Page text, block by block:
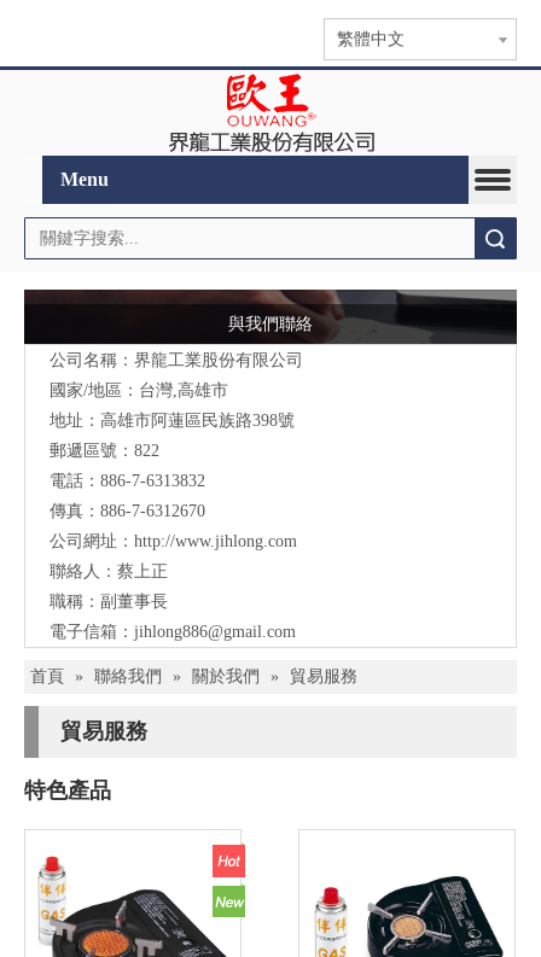
繁體中文
Menu
與我們聯絡
公司名稱：界龍工業股份有限公司
國家/地區：台灣,高雄市
地址：高雄市阿蓮區民族路398號
郵遞區號：822
電話：886-7-6313832
傳真：886-7-6312670
公司網址： http://www.jihlong.com
聯絡人：蔡上正
職稱：副董事長
電子信箱： jihlong886@gmail.com
首頁 » 聯絡我們 » 關於我們 » 貿易服務
貿易服務
特色產品